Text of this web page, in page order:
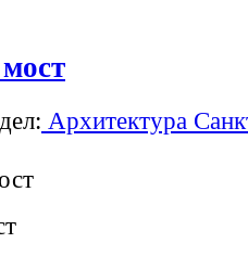
Архитектура